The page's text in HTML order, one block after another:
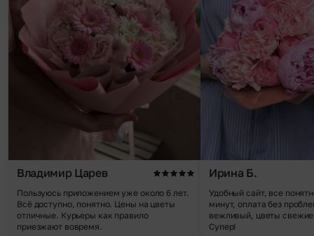
Владимир Царев
Пользуюсь приложением уже около 6 лет.
Всё доступно, понятно. Цены на цветы
отличные. Курьеры как правило
приезжают вовремя.
Ирина Б.
Удобный сайт, все
минут, оплата без
вежливый, цветы
Супер!